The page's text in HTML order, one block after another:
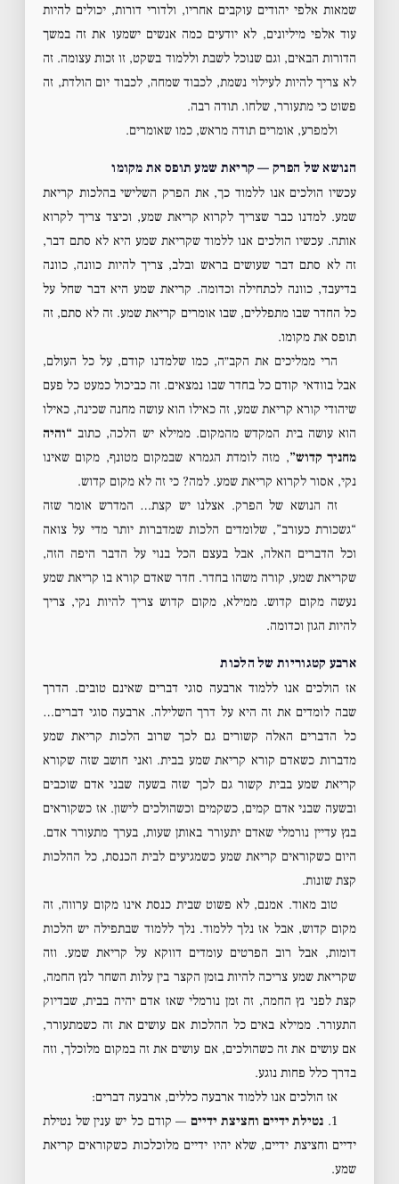
שמאות אלפי יהודים עוקבים אחריו, ולדורי דורות, יכולים להיות
עוד אלפי מיליונים, לא יודעים כמה אנשים ישמעו את זה במשך
הדורות הבאים, וגם שנוכל לשבת וללמוד בשקט, זו זכות עצומה. זה
לא צריך להיות לעילוי נשמת, לכבוד שמחה, לכבוד יום הולדת, זה
פשוט כי מתעורר, שלחו. תודה רבה.
ולמפרע, אומרים תודה מראש, כמו שאומרים.
הנושא של הפרק — קריאת שמע תופס את מקומו
עכשיו הולכים אנו ללמוד כך, את הפרק השלישי בהלכות קריאת
שמע. למדנו כבר שצריך לקרוא קריאת שמע, וכיצד צריך לקרוא
אותה. עכשיו הולכים אנו ללמוד שקריאת שמע היא לא סתם דבר,
זה לא סתם דבר שעושים בראש ובלב, צריך להיות כוונה, כוונה
בדיעבד, כוונה לכתחילה וכדומה. קריאת שמע היא דבר שחל על
כל החדר שבו מתפללים, שבו אומרים קריאת שמע. זה לא סתם, זה
תופס את מקומו.
הרי ממליכים את הקב״ה, כמו שלמדנו קודם, על כל העולם,
אבל בוודאי קודם כל בחדר שבו נמצאים. זה כביכול כמעט כל פעם
שיהודי קורא קריאת שמע, זה כאילו הוא עושה מחנה שכינה, כאילו
הוא עושה בית המקדש מהמקום. ממילא יש הלכה, כתוב “והיה
מחניך קדוש”, מזה לומדת הגמרא שבמקום מטונף, מקום שאינו
נקי, אסור לקרוא קריאת שמע. למה? כי זה לא מקום קדוש.
זה הנושא של הפרק. אצלנו יש קצת… המדרש אומר שזה
“גשכורת כעורב”, שלומדים הלכות שמדברות יותר מדי על צואה
וכל הדברים האלה, אבל בעצם הכל בנוי על הדבר היפה הזה,
שקריאת שמע, קורה משהו בחדר. חדר שאדם קורא בו קריאת שמע
נעשה מקום קדוש. ממילא, מקום קדוש צריך להיות נקי, צריך
להיות הגון וכדומה.
ארבע קטגוריות של הלכות
אז הולכים אנו ללמוד ארבעה סוגי דברים שאינם טובים. הדרך
שבה לומדים את זה היא על דרך השלילה. ארבעה סוגי דברים…
כל הדברים האלה קשורים גם לכך שרוב הלכות קריאת שמע
מדברות כשאדם קורא קריאת שמע בבית. ואני חושב שזה שקורא
קריאת שמע בבית קשור גם לכך שזה בשעה שבני אדם שוכבים
ובשעה שבני אדם קמים, כשקמים וכשהולכים לישון. אז כשקוראים
בנץ עדיין נורמלי שאדם יתעורר באותן שעות, בערך מתעורר אדם.
היום כשקוראים קריאת שמע כשמגיעים לבית הכנסת, כל ההלכות
קצת שונות.
טוב מאוד. אמנם, לא פשוט שבית כנסת אינו מקום ערווה, זה
מקום קדוש, אבל אז נלך ללמוד. נלך ללמוד שבתפילה יש הלכות
דומות, אבל רוב הפרטים עומדים דווקא על קריאת שמע. וזה
שקריאת שמע צריכה להיות בזמן הקצר בין עלות השחר לנץ החמה,
קצת לפני נץ החמה, זה זמן נורמלי שאז אדם יהיה בבית, שבדיוק
התעורר. ממילא באים כל ההלכות אם עושים את זה כשמתעורר,
אם עושים את זה כשהולכים, אם עושים את זה במקום מלוכלך, וזה
בדרך כלל פחות נוגע.
אז הולכים אנו ללמוד ארבעה כללים, ארבעה דברים:
1. נטילת ידיים וחציצת ידיים— קודם כל יש ענין של נטילת
ידיים וחציצת ידיים, שלא יהיו ידיים מלוכלכות כשקוראים קריאת
שמע.